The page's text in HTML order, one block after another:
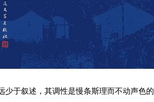
少于叙述，其调性是慢条斯理而不动声色